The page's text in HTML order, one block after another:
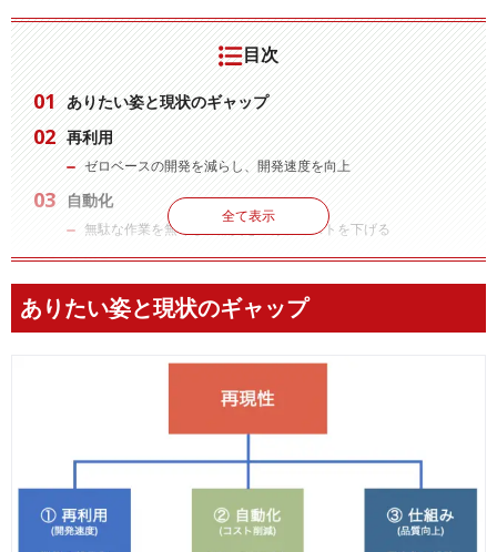
目次
ありたい姿と現状のギャップ
再利用
ゼロベースの開発を減らし、開発速度を向上
自動化
無駄な作業を無くし、品質を上げ、コストを下げる
仕組み
開発組織のスケールとそれを見越した環境整備
全て表示
ありたい姿と現状のギャップ